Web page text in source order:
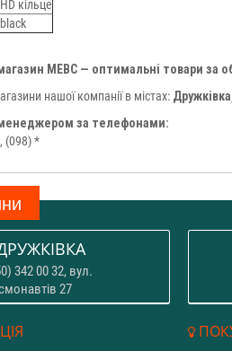
HD кільце
black
МЕВС — оптимальні товари за
нашої компанії в містах:
менеджером за телефонами:
, (098) *
342 00 32, вул.
27